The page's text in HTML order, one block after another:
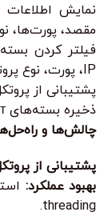
نمایش
مقصد، پورت‌ها،
فیلتر کردن
IP، پورت، نوع پروتکل)
پشتیبانی از
ذخیره بسته‌های захват شده در فایل (مانند PCAP)
چالش‌ها و
پشتیبانی از
بهبود عملکرد:
threading.